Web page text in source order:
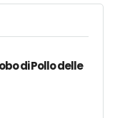
di Pollo delle